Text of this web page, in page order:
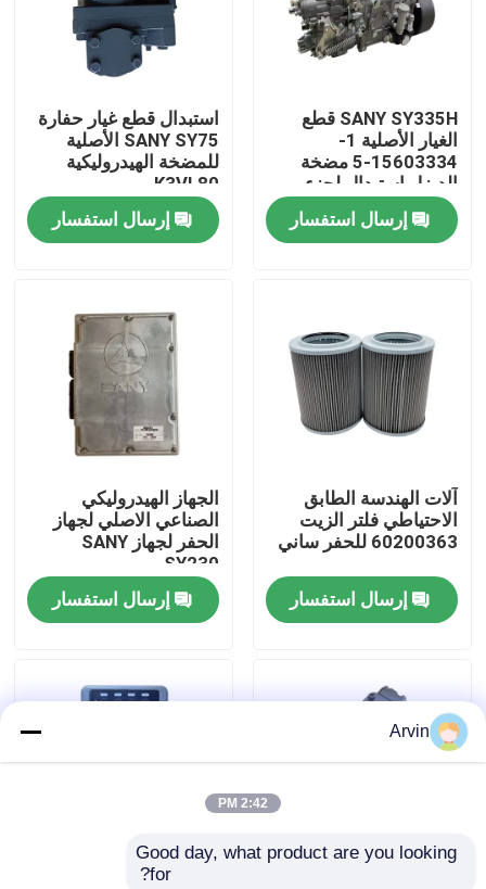
المنتجات
حول بنا
ضبط الجودة
اتصل بنا
طلب اقتباس
SANY SY335H قطع
الغيار الأصلية 1-
15603334-5 مضخة
الديزل استبدال لجزء
الحفر الصيانة
إرسال استفسار
استبدال قطع غيار حفارة
SANY SY75 الأصلية
للمضخة الهيدروليكية
K3VL80
إرسال استفسار
آلات الهندسة الطابق
الاحتياطي فلتر الزيت
60200363 للحفر ساني
إرسال استفسار
الجهاز الهيدروليكي
الصناعي الاصلي لجهاز
الحفر لجهاز SANY
SY230
إرسال استفسار
الأسهم الأصلية أجهزة
Arvin
2:42 PM
Good day, what product are you looking
for?